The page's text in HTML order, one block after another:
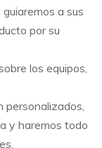
a sus
por su
los equipos,
personalizados,
y haremos todo